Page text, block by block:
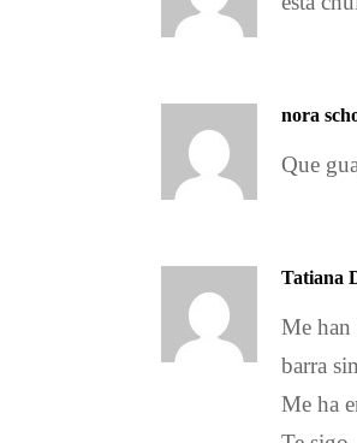
nora
Que
Tatiana
Me han
barra
Me ha